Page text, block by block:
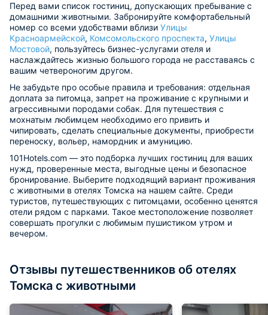
Перед вами список гостиниц, допускающих пребывание с
домашними животными. Забронируйте комфортабельный
номер со всеми удобствами вблизи Улицы
Красноармейской, Комсомольского проспекта, Улицы
Мостовой, пользуйтесь бизнес-услугами отеля и
наслаждайтесь жизнью большого города не расставаясь с
вашим четвероногим другом.
Не забудьте про особые правила и требования: отдельная
доплата за питомца, запрет на проживание с крупными и
агрессивными породами собак. Для путешествия с
мохнатым любимцем необходимо его привить и
чипировать, сделать специальные документы, приобрести
переноску, вольер, намордник и амуницию.
101Hotels.com — это подборка лучших гостиниц для ваших
нужд, проверенные места, выгодные цены и безопасное
бронирование. Выберите подходящий вариант проживания
с животными в отелях Томска на нашем сайте. Среди
туристов, путешествующих с питомцами, особенно ценятся
отели рядом с парками. Такое местоположение позволяет
совершать прогулки с любимым пушистиком утром и
вечером.
Отзывы путешественников об отелях
Томска с животными